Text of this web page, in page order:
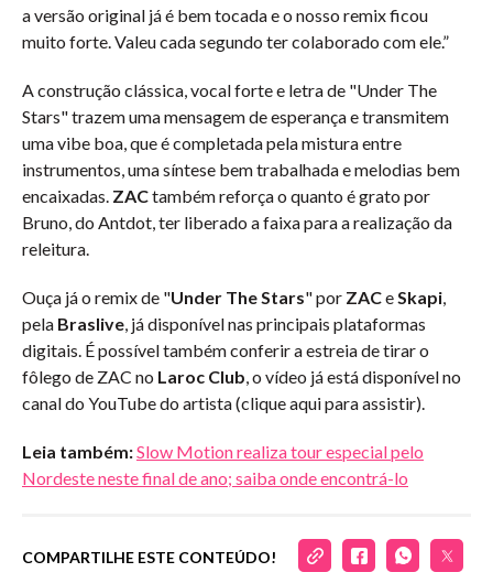
a versão original já é bem tocada e o nosso remix ficou
muito forte. Valeu cada segundo ter colaborado com ele.”
A construção clássica, vocal forte e letra de "Under The
Stars" trazem uma mensagem de esperança e transmitem
uma vibe boa, que é completada pela mistura entre
instrumentos, uma síntese bem trabalhada e melodias bem
encaixadas. ZACtambém reforça o quanto é grato por
Bruno, do Antdot, ter liberado a faixa para a realização da
releitura.
Ouça já o remix de "Under The Stars" por ZACeSkapi,
pela Braslive, já disponível nas principais plataformas
digitais. É possível também conferir a estreia de tirar o
fôlego de ZAC no Laroc Club, o vídeo já está disponível no
canal do YouTube do artista (clique aqui para assistir).
Leia também:Slow Motion realiza tour especial pelo
Nordeste neste final de ano; saiba onde encontrá-lo
COMPARTILHE ESTE CONTEÚDO!